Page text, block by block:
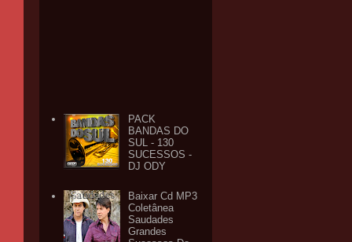
PACK
BANDAS DO
SUL - 130
SUCESSOS -
DJ ODY
Baixar Cd MP3
Coletânea
Saudades
Grandes